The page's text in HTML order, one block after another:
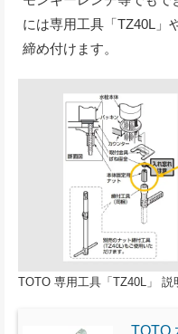
には専用工具「TZ40L」
締め付けます。
TOTO 専用工具「TZ40L」 説
TOTO